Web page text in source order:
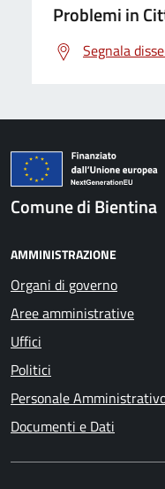
Problemi in
Segnala
Comune di Bientina
AMMINISTRAZIONE
Organi di governo
Aree amministrative
Uffici
Politici
Personale
Documenti e Dati